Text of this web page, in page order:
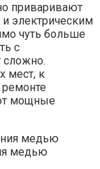
приваривают
электрическим
чуть больше
с
сложно.
мест, к
мощные
медью